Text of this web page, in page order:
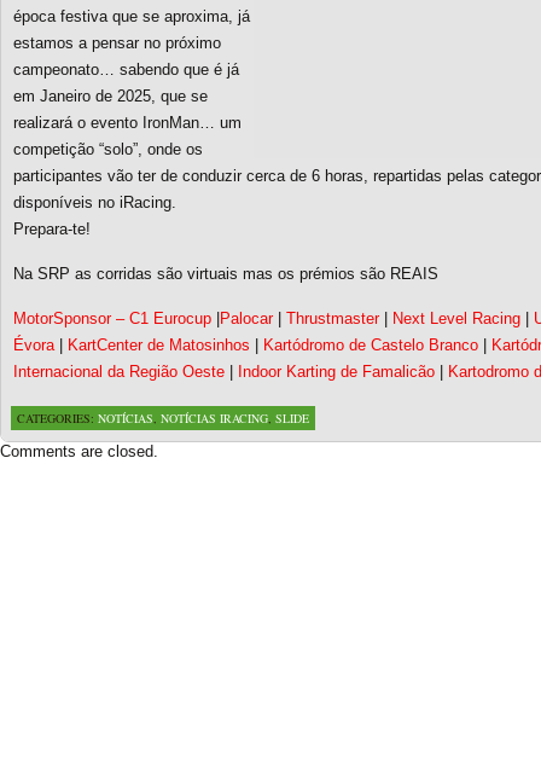
época festiva que se aproxima, já
estamos a pensar no próximo
campeonato… sabendo que é já
em Janeiro de 2025, que se
realizará o evento IronMan… um
competição “solo”, onde os
participantes vão ter de conduzir cerca de 6 horas, repartidas pelas
disponíveis no iRacing.
Prepara-te!
Na SRP as corridas são virtuais mas os prémios são REAIS
MotorSponsor – C1 Eurocup Palocar| Thrustmaster| Next Level Racing
Évora| KartCenter de Matosinhos Kartódromo de Castelo Branco
Internacional da Região Oeste
Indoor Karting de Famalicão Kartodromo
CATEGORIES: NOTÍCIAS, NOTÍCIAS IRACING, SLIDE
Comments are closed.